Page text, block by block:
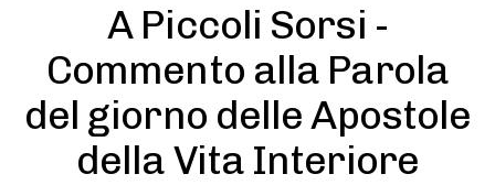
A Piccoli Sorsi -
Commento alla Parola
del giorno delle Apostole
della Vita Interiore